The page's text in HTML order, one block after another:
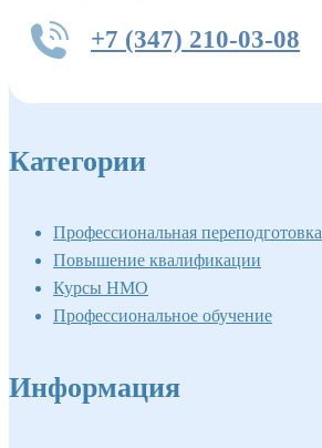
+7 (347) 210-03-08
Категории
Профессиональная переподготовка
Повышение квалификации
Курсы НМО
Профессиональное обучение
Информация